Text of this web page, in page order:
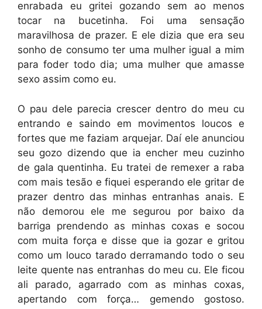
enrabada eu gritei gozando sem ao menos
tocar na bucetinha. Foi uma sensação
maravilhosa de prazer. E ele dizia que era seu
sonho de consumo ter uma mulher igual a mim
para foder todo dia; uma mulher que amasse
sexo assim como eu.
O pau dele parecia crescer dentro do meu cu
entrando e saindo em movimentos loucos e
fortes que me faziam arquejar. Daí ele anunciou
seu gozo dizendo que ia encher meu cuzinho
de gala quentinha. Eu tratei de remexer a raba
com mais tesão e fiquei esperando ele gritar de
prazer dentro das minhas entranhas anais. E
não demorou ele me segurou por baixo da
barriga prendendo as minhas coxas e socou
com muita força e disse que ia gozar e gritou
como um louco tarado derramando todo o seu
leite quente nas entranhas do meu cu. Ele ficou
ali parado, agarrado com as minhas coxas,
apertando com força… gemendo gostoso.